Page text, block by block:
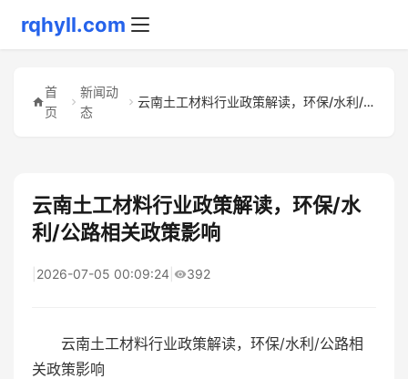
rqhyll.com
首
页
新闻动
态
云南土工材料行业政策解读，环保/水利/公路相关政策影响
云南土工材料行业政策解读，环保/水
利/公路相关政策影响
2026-07-05 00:09:24 392
云南土工材料行业政策解读，环保/水利/公路相
关政策影响